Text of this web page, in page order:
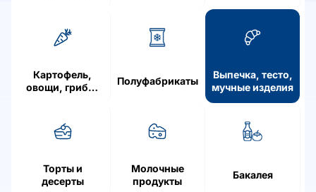
Картофель,
овощи, грибы,
Полуфабрикаты
Выпечка, тесто,
мучные изделия
Торты и
десерты
Молочные
продукты
Бакалея